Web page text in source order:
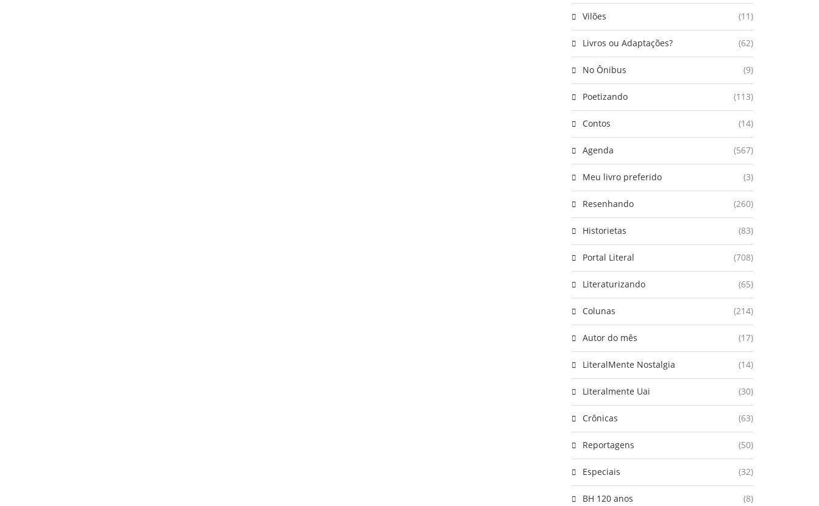
Vilões (11)
Livros ou Adaptações? (62)
No Ônibus (9)
Poetizando (113)
Contos (14)
Agenda (567)
Meu livro preferido (3)
Resenhando (260)
Historietas (83)
Portal Literal (708)
Literaturizando (65)
Colunas (214)
Autor do mês (17)
LiteralMente Nostalgia (14)
Literalmente Uai (30)
Crônicas (63)
Reportagens (50)
Especiais (32)
BH 120 anos (8)